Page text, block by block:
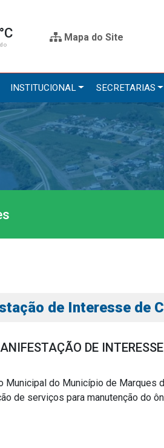
Mapa do Site
INSTITUCIONAL SECRETARIAS
Secretarias
Administração
Agricultura e
de Interesse de
DE
Municipal do Município de Marques
de serviços para manutenção do